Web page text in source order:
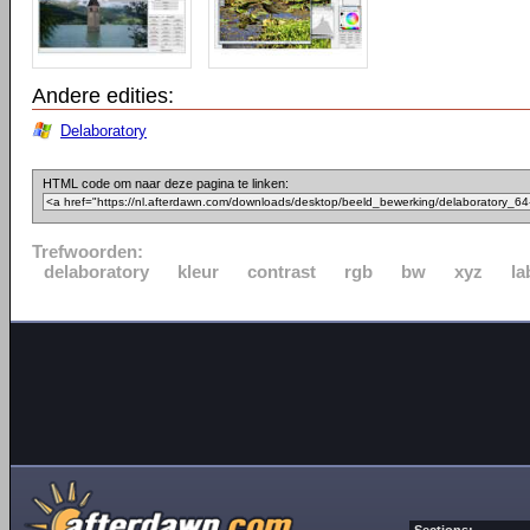
Andere edities:
Delaboratory
HTML code om naar deze pagina te linken:
Trefwoorden:
delaboratory
kleur contrast rgb bw xyz